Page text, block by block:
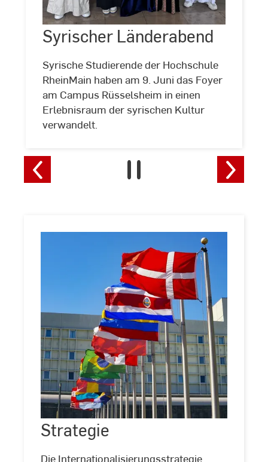
Syrischer Länderabend
Syrische Studierende der Hochschule
RheinMain haben am 9. Juni das Foyer
am Campus Rüsselsheim in einen
Erlebnisraum der syrischen Kultur
verwandelt.
Länderabend
©
Joshua
Woroniecki
Strategie
Die Internationalisierungsstrategie
Strategie